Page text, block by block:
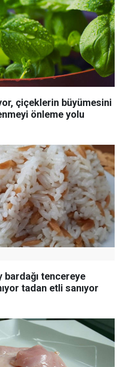
çiçeklerin büyümesini
önleme yolu
tencereye
tadan etli sanıyor